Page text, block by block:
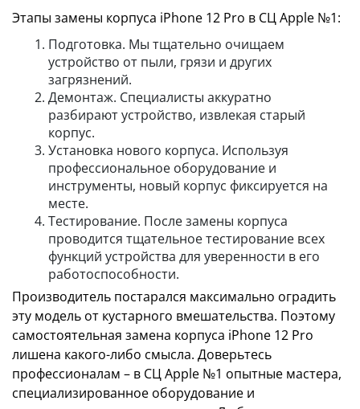
Этапы замены корпуса iPhone 12 Pro в СЦ Apple №1:
Подготовка. Мы тщательно очищаем
устройство от пыли, грязи и других
загрязнений.
Демонтаж. Специалисты аккуратно
разбирают устройство, извлекая старый
корпус.
Установка нового корпуса. Используя
профессиональное оборудование и
инструменты, новый корпус фиксируется на
месте.
Тестирование. После замены корпуса
проводится тщательное тестирование всех
функций устройства для уверенности в его
работоспособности.
Производитель постарался максимально оградить
эту модель от кустарного вмешательства. Поэтому
самостоятельная замена корпуса iPhone 12 Pro
лишена какого-либо смысла. Доверьтесь
профессионалам – в СЦ Apple №1 опытные мастера,
специализированное оборудование и